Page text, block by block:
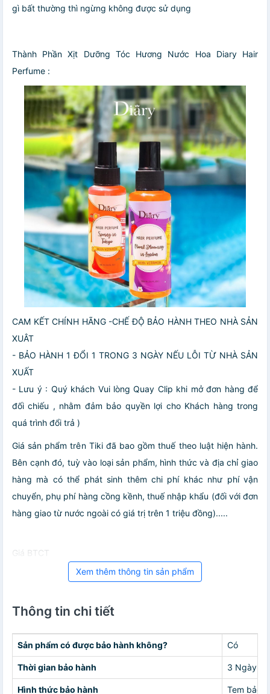
gì bất thường thì ngừng không được sử dụng
Thành Phần Xịt Dưỡng Tóc Hương Nước Hoa Diary Hair
Perfume :
CAM KẾT CHÍNH HÃNG -CHẾ ĐỘ BẢO HÀNH THEO NHÀ SẢN
XUÂT
- BẢO HÀNH 1 ĐỔI 1 TRONG 3 NGÀY NẾU LỖI TỪ NHÀ SẢN
XUẤT
- Lưu ý : Quý khách Vui lòng Quay Clip khi mở đơn hàng để
đối chiếu , nhằm đảm bảo quyền lợi cho Khách hàng trong
quá trình đổi trả )
Giá sản phẩm trên Tiki đã bao gồm thuế theo luật hiện hành.
Bên cạnh đó, tuỳ vào loại sản phẩm, hình thức và địa chỉ giao
hàng mà có thể phát sinh thêm chi phí khác như phí vận
chuyển, phụ phí hàng cồng kềnh, thuế nhập khẩu (đối với đơn
hàng giao từ nước ngoài có giá trị trên 1 triệu đồng).....
Giá BTCT
Xem thêm thông tin sản phẩm
Thông tin chi tiết
Sản phẩm có được bảo hành không? Có
Thời gian bảo hành 3 Ngày
Hình thức bảo hành Tem bảo